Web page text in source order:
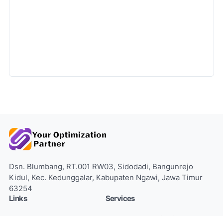
Dsn. Blumbang, RT.001 RW03, Sidodadi, Bangunrejo
Kidul, Kec. Kedunggalar, Kabupaten Ngawi, Jawa Timur
63254
Links
Services